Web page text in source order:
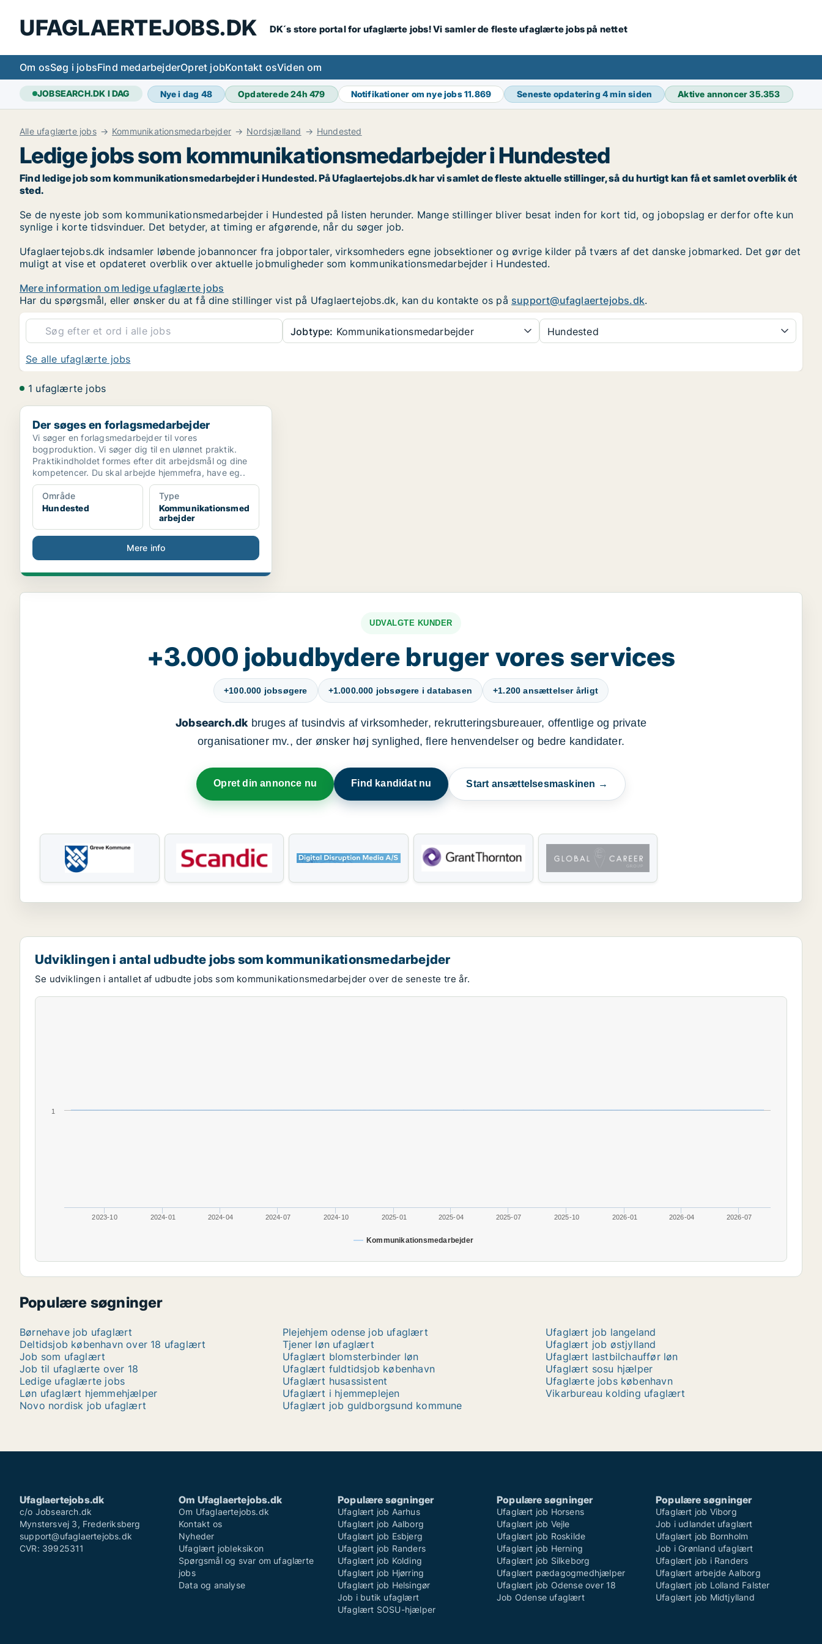
UFAGLAERTEJOBS.DK DK´s store portal for ufaglærte jobs! Vi samler de fleste ufaglærte jobs på nettet
Om osSøg i jobsFind medarbejderOpret jobKontakt osViden om
JOBSEARCH.DK I DAG Nye i dag 48 Opdaterede 24h479 Notifikationer om nye jobs11.869 Seneste opdatering4 min siden Aktive annoncer35.353
Alle ufaglærte jobs Kommunikationsmedarbejder Nordsjælland Hundested
Ledige jobs som kommunikationsmedarbejder i Hundested
Find ledige job som kommunikationsmedarbejder i Hundested. På Ufaglaertejobs.dk har vi samlet de fleste aktuelle stillinger, så du hurtigt kan få et samlet overblik ét
sted.
Se de nyeste job som kommunikationsmedarbejder i Hundested på listen herunder. Mange stillinger bliver besat inden for kort tid, og jobopslag er derfor ofte kun
synlige i korte tidsvinduer. Det betyder, at timing er afgørende, når du søger job.
Ufaglaertejobs.dk indsamler løbende jobannoncer fra jobportaler, virksomheders egne jobsektioner og øvrige kilder på tværs af det danske jobmarked. Det gør det
muligt at vise et opdateret overblik over aktuelle jobmuligheder som kommunikationsmedarbejder i Hundested.
Mere information om ledige ufaglærte jobs
Har du spørgsmål, eller ønsker du at få dine stillinger vist på Ufaglaertejobs.dk, kan du kontakte os på support@ufaglaertejobs.dk.
Jobtype: Kommunikationsmedarbejder Hundested
Se alle ufaglærte jobs
1 ufaglærte jobs
Der søges en forlagsmedarbejder
Der søges en forlagsmedarbejder
Vi søger en forlagsmedarbejder til vores
bogproduktion. Vi søger dig til en ulønnet praktik.
Praktikindholdet formes efter dit arbejdsmål og dine
kompetencer. Du skal arbejde hjemmefra, have eg..
Område
Hundested
Type
Kommunikationsmed
arbejder
Mere info
UDVALGTE KUNDER
+3.000 jobudbydere bruger vores services
+100.000 jobsøgere +1.000.000 jobsøgere i databasen +1.200 ansættelser årligt
Jobsearch.dkbruges af tusindvis af virksomheder, rekrutteringsbureauer, offentlige og private
organisationer mv., der ønsker høj synlighed, flere henvendelser og bedre kandidater.
Opret din annonce nu Find kandidat nu Start ansættelsesmaskinen →
Udviklingen i antal udbudte jobs som kommunikationsmedarbejder
Se udviklingen i antallet af udbudte jobs som kommunikationsmedarbejder over de seneste tre år.
Kommunikationsmedarbejder
2023-10 2024-01 2024-04 2024-07 2024-10 2025-01 2025-04 2025-07 2025-10 2026-01 2026-04 2026-07
1
Populære søgninger
Børnehave job ufaglært
Deltidsjob københavn over 18 ufaglært
Job som ufaglært
Job til ufaglærte over 18
Ledige ufaglærte jobs
Løn ufaglært hjemmehjælper
Novo nordisk job ufaglært
Plejehjem odense job ufaglært
Tjener løn ufaglært
Ufaglært blomsterbinder løn
Ufaglært fuldtidsjob københavn
Ufaglært husassistent
Ufaglært i hjemmeplejen
Ufaglært job guldborgsund kommune
Ufaglært job langeland
Ufaglært job østjylland
Ufaglært lastbilchauffør løn
Ufaglært sosu hjælper
Ufaglærte jobs københavn
Vikarbureau kolding ufaglært
Ufaglaertejobs.dk
c/o Jobsearch.dk
Mynstersvej 3, Frederiksberg
support@ufaglaertejobs.dk
CVR: 39925311
Om Ufaglaertejobs.dk
Om Ufaglaertejobs.dk
Kontakt os
Nyheder
Ufaglært jobleksikon
Spørgsmål og svar om ufaglærte
jobs
Data og analyse
Populære søgninger
Ufaglært job Aarhus
Ufaglært job Aalborg
Ufaglært job Esbjerg
Ufaglært job Randers
Ufaglært job Kolding
Ufaglært job Hjørring
Ufaglært job Helsingør
Job i butik ufaglært
Ufaglært SOSU-hjælper
Populære søgninger
Ufaglært job Horsens
Ufaglært job Vejle
Ufaglært job Roskilde
Ufaglært job Herning
Ufaglært job Silkeborg
Ufaglært pædagogmedhjælper
Ufaglært job Odense over 18
Job Odense ufaglært
Populære søgninger
Ufaglært job Viborg
Job i udlandet ufaglært
Ufaglært job Bornholm
Job i Grønland ufaglært
Ufaglært job i Randers
Ufaglært arbejde Aalborg
Ufaglært job Lolland Falster
Ufaglært job Midtjylland